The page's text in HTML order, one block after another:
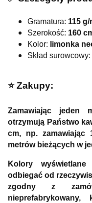
Gramatura: 115 g/
Szerokość: 160
Kolor: limonka
Skład surowcowy:
⭐️ Zakupy:
Zamawiając jeden
otrzymują Państwo
cm, np. zamawiając
metrów bieżących w
Kolory
odbiegać od
zgodny z